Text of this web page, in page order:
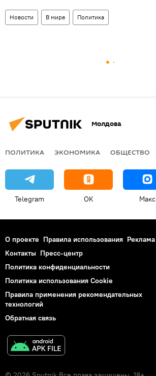
Новости В мире Политика
Молдова
ПОЛИТИКА ЭКОНОМИКА ОБЩЕСТВО
Telegram OK Макс
О проекте Правила использования Реклама
Контакты Пресс-центр
Политика конфиденциальности
Политика использования Cookie
Правила применения рекомендательных
технологий
Обратная связь